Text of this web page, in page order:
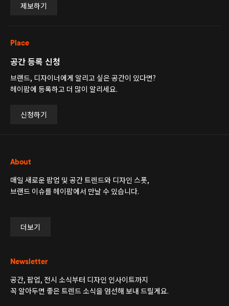
제보하기
Place
공간 등록 신청
브랜드, 디자이너에게 알리고 싶은 공간이 있다면?
헤이팝에 등록하고 더 많이 알리세요.
신청하기
About
매일 새로운 팝업 및 공간 트렌드와 디자인 스폿,
브랜드 이슈를 헤이팝에서 만날 수 있습니다.
더보기
Newsletter
공간, 팝업, 전시 소식부터 디자인 인사이트까지
꼭 알아두면 좋은 트렌드 소식을 엄선해 보내 드릴게요.